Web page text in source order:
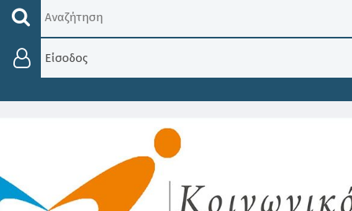
Είσοδος